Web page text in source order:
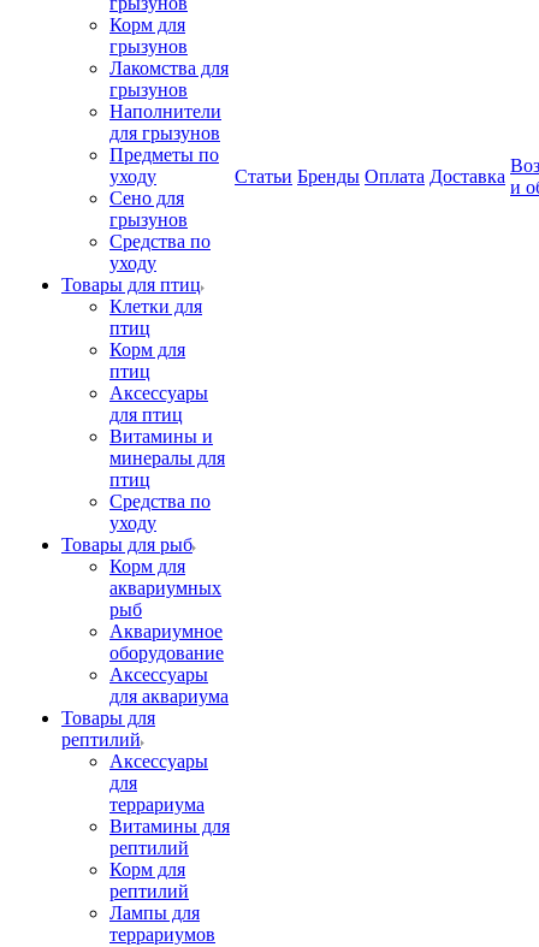
Корм для
грызунов
Лакомства для
грызунов
Наполнители
для грызунов
Предметы по
уходу
Сено для
грызунов
Средства по
уходу
Товары для птиц
Клетки для
птиц
Корм для
птиц
Аксессуары
для птиц
Витамины и
минералы для
птиц
Средства по
уходу
Товары для рыб
Корм для
аквариумных
рыб
Аквариумное
оборудование
Аксессуары
для аквариума
Товары для
рептилий
Аксессуары
для
террариума
Витамины для
рептилий
Корм для
рептилий
Лампы для
террариумов
Статьи Бренды Оплата Доставка
и